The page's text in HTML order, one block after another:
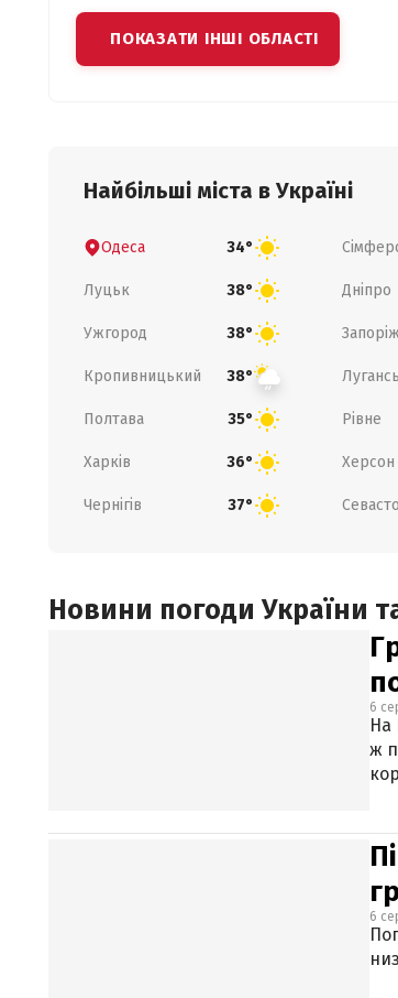
ПОКАЗАТИ ІНШІ ОБЛАСТІ
Найбільші міста в Україні
Одеса 34°
Луцьк 38° Дніпро
Ужгород 38°
Кропивницький 38°
Полтава 35° Рівне
Харків 36° Херсон
Чернігів 37°
Новини погоди України
6
На
ж
6